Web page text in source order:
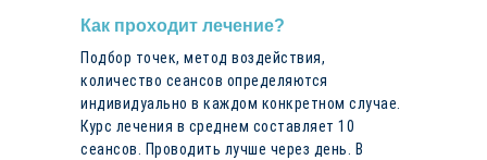
Как проходит лечение?
Подбор точек, метод воздействия,
количество сеансов определяются
индивидуально в каждом конкретном случае.
Курс лечения в среднем составляет 10
сеансов. Проводить лучше через день. В